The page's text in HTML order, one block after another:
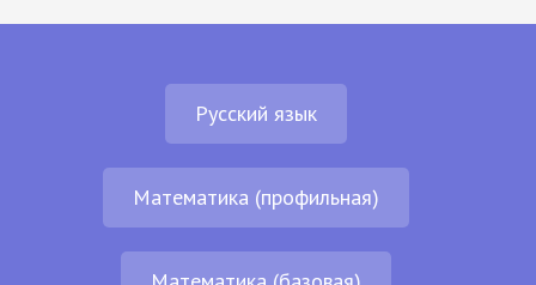
Русский язык
Математика (профильная)